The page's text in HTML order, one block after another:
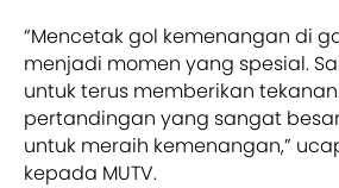
“Mencetak gol kemenangan di
menjadi momen yang spesial.
untuk terus memberikan
pertandingan yang sangat
untuk meraih kemenangan,”
kepada MUTV.